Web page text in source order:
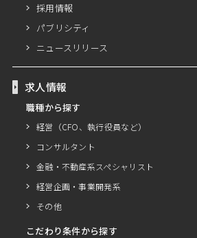
採用情報
パブリシティ
ニュースリリース
求人情報
職種から探す
経営（CFO、執行役員など）
コンサルタント
金融・不動産系スペシャリスト
経営企画・事業開発系
その他
こだわり条件から探す